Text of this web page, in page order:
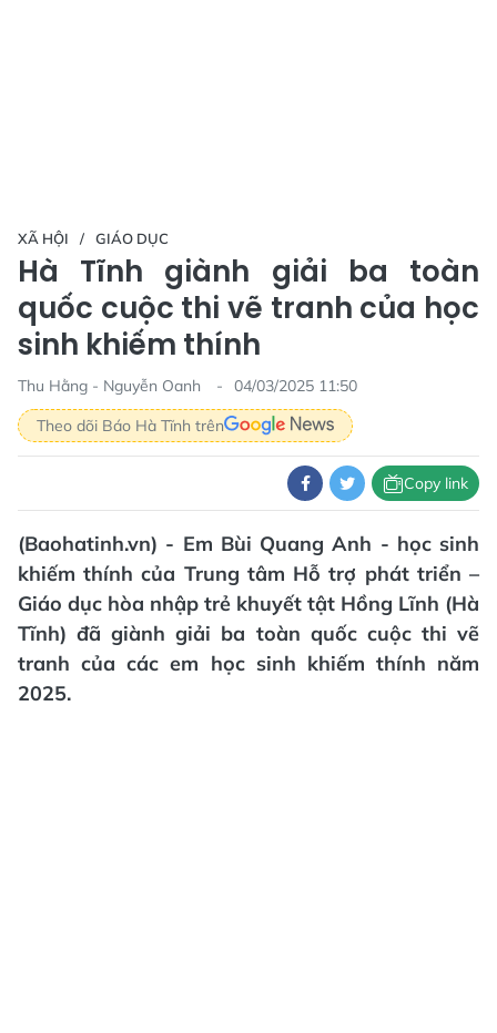
XÃ HỘI GIÁO DỤC
Hà Tĩnh giành giải ba toàn
quốc cuộc thi vẽ tranh của học
sinh khiếm thính
Thu Hằng - Nguyễn Oanh
04/03/2025 11:50
Theo dõi Báo Hà Tĩnh trên
Copy link
(Baohatinh.vn) - Em Bùi Quang Anh - học sinh
khiếm thính của Trung tâm Hỗ trợ phát triển –
Giáo dục hòa nhập trẻ khuyết tật Hồng Lĩnh (Hà
Tĩnh) đã giành giải ba toàn quốc cuộc thi vẽ
tranh của các em học sinh khiếm thính năm
2025.